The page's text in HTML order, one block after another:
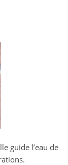
guide l’eau de